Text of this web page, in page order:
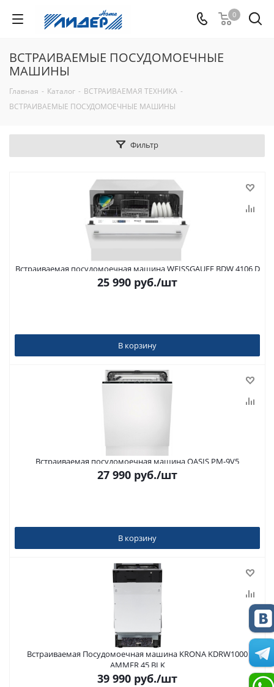
0
ВСТРАИВАЕМЫЕ ПОСУДОМОЕЧНЫЕ
МАШИНЫ
Главная - Каталог - ВСТРАИВАЕМАЯ ТЕХНИКА -
ВСТРАИВАЕМЫЕ ПОСУДОМОЕЧНЫЕ МАШИНЫ
Фильтр
Встраиваемая посудомоечная машина WEISSGAUFF BDW 4106 D
25 990 руб./шт
В корзину
Встраиваемая посудомоечная машина OASIS PM-9V5
27 990 руб./шт
В корзину
Встраиваемая Посудомоечная машина KRONA KDRW1000
AMMER 45 BI K
39 990 руб./шт